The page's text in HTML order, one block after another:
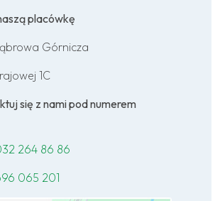
placówkę
Górnicza
1C
się z nami pod numerem
264 86 86
065 201